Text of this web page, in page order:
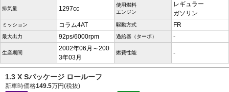
排気量 1297cc
使用燃料
エンジン
レギュラー
ガソリン
ミッション コラム4AT 駆動方式 FR
最大出力 92ps/6000rpm 過給器（ターボ） -
生産期間
2002年06月～200
3年03月
燃費性能 -
1.3 X Sパッケージ ロールーフ
新車時価格149.5万円(税抜)